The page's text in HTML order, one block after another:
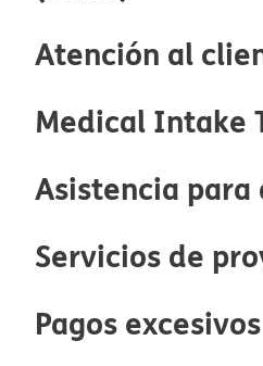
Atención al
Medical Intake
Asistencia
Servicios de
Pagos